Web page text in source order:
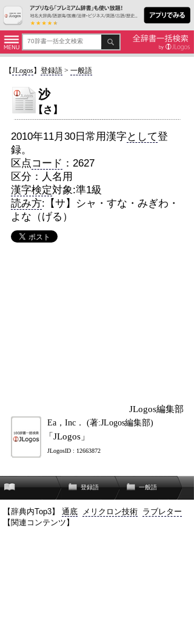
【JLogos】 登録語> 一般語
沙
【さ】
2010年11月30日常用漢字として登
録。
区点コード ：2627
区分：人名用
漢字検定対象:準1級
読み方:【サ】シャ・すな・みぎわ・
よな（げる）
JLogos編集部
Ea，Inc． (著:JLogos編集部)
「JLogos」
JLogosID : 12663872
登録語 一般語
【辞典内Top3】 通底 メリクロン技術 ラブレター
【関連コンテンツ】